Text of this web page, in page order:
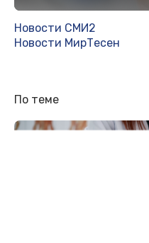
Новости СМИ2
Новости МирТесен
По теме